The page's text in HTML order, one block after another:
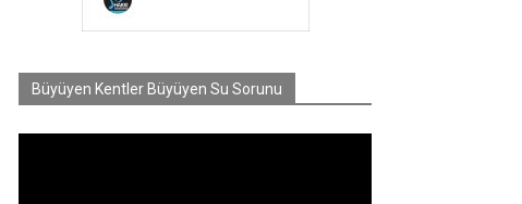
Büyüyen Kentler Büyüyen Su Sorunu